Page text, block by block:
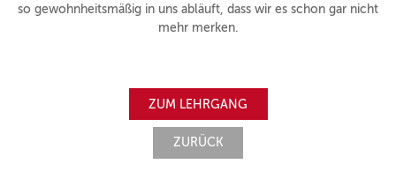
so gewohnheitsmäßig in uns abläuft, dass wir es schon gar nicht
mehr merken.
ZUM LEHRGANG
ZURÜCK